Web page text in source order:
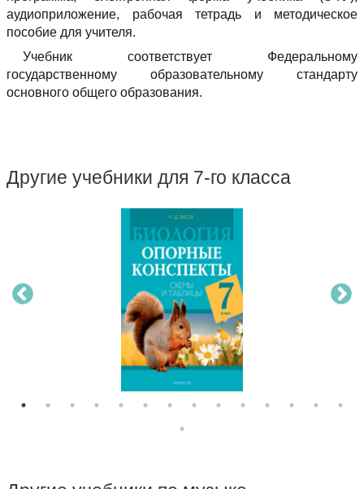
аудиоприложение, рабочая тетрадь и методическое
пособие для учителя.
Учебник соответствует Федеральному
государственному образовательному стандарту
основного общего образования.
Другие учебники для 7-го класса